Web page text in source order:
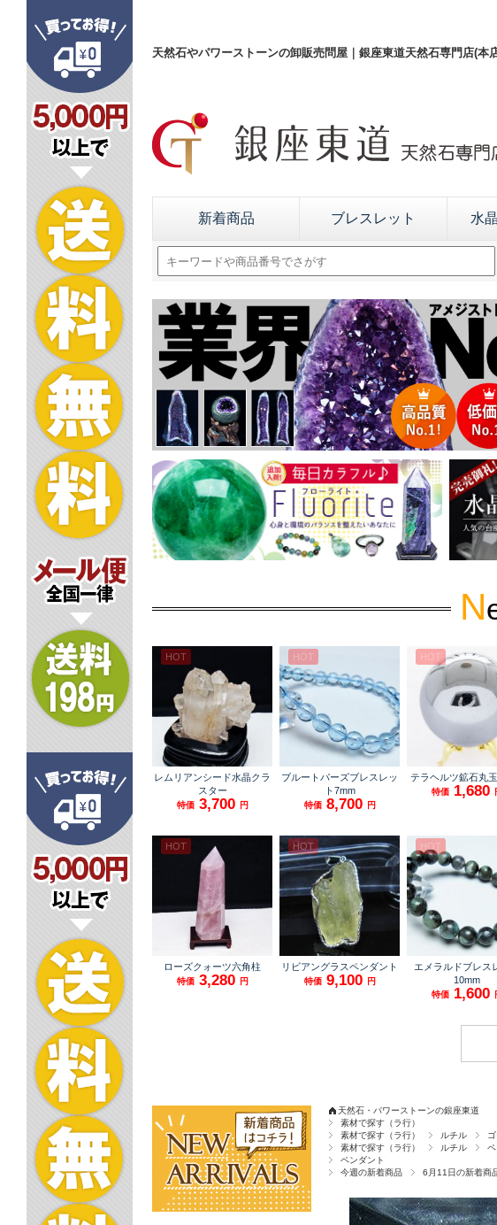
天然石やパワーストーンの卸販売問屋｜銀座東道天然石専門店(本
新着商品 ブレスレット 水
天然石・パワーストーンの銀座東道
素材で探す（ラ行）
素材で探す（ラ行）
ルチル
素材で探す（ラ行）
ルチル
ペンダント
今週の新着商品
6月11日の新着商